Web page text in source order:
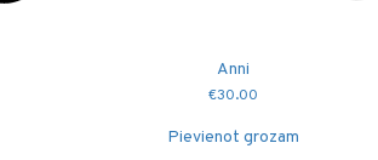
Anni
€30.00
Pievienot grozam